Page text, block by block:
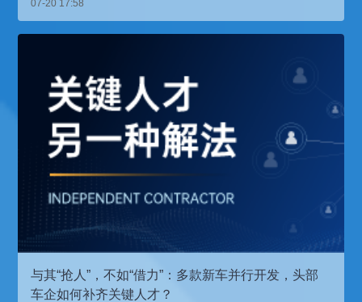
07-20 17:58
与其“抢人”，不如“借力”：多款新车并行开发，头部
车企如何补齐关键人才？